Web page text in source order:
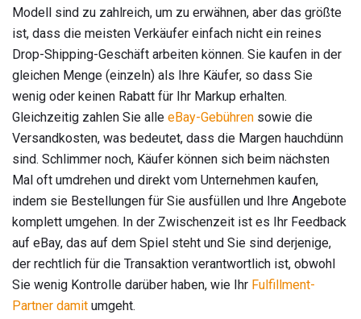
Modell sind zu zahlreich, um zu erwähnen, aber das größte
ist, dass die meisten Verkäufer einfach nicht ein reines
Drop-Shipping-Geschäft arbeiten können. Sie kaufen in der
gleichen Menge (einzeln) als Ihre Käufer, so dass Sie
wenig oder keinen Rabatt für Ihr Markup erhalten.
Gleichzeitig zahlen Sie alle eBay-Gebühren sowie die
Versandkosten, was bedeutet, dass die Margen hauchdünn
sind. Schlimmer noch, Käufer können sich beim nächsten
Mal oft umdrehen und direkt vom Unternehmen kaufen,
indem sie Bestellungen für Sie ausfüllen und Ihre Angebote
komplett umgehen. In der Zwischenzeit ist es Ihr Feedback
auf eBay, das auf dem Spiel steht und Sie sind derjenige,
der rechtlich für die Transaktion verantwortlich ist, obwohl
Sie wenig Kontrolle darüber haben, wie Ihr Fulfillment-
Partner damit umgeht.